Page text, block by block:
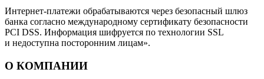
Интернет-платежи обрабатываются через безопасный шлюз
банка согласно международному сертификату безопасности
PCI DSS. Информация шифруется по технологии SSL
и недоступна посторонним лицам».
О КОМПАНИИ